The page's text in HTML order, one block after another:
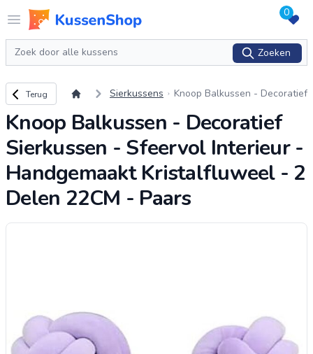
Open menu
Logo www.kussenshop.nl 0
Zoeken
Zoeken
Terug naar overzicht
Terug Sierkussens
Knoop Balkussen - Decoratief
r - Handgemaakt Kristalfluwe
Knoop Balkussen - Decoratief
Sierkussen - Sfeervol Interieur -
Handgemaakt Kristalfluweel - 2
Delen 22CM - Paars